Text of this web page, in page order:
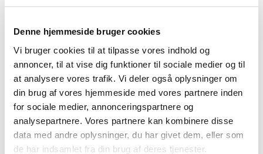
Denne hjemmeside bruger cookies
Vi bruger cookies til at tilpasse vores indhold og
annoncer, til at vise dig funktioner til sociale medier og til
at analysere vores trafik. Vi deler også oplysninger om
din brug af vores hjemmeside med vores partnere inden
for sociale medier, annonceringspartnere og
analysepartnere. Vores partnere kan kombinere disse
data med andre oplysninger, du har givet dem, eller som
de har indsamlet fra din brug af deres tjenester.
Levering:+4 uger
Relaterede produkter